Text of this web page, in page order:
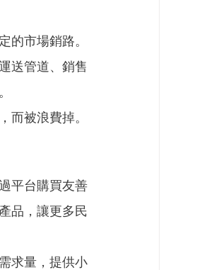
市場銷路。
送管道、銷售
被浪費掉。
平台購買友善
品，讓更多民
求量，提供小